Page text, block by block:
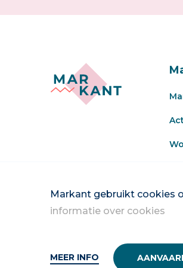
Markant gebruikt cookies
informatie over cookies
MEER INFO